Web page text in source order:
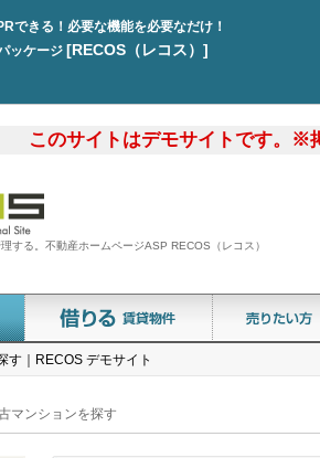
できる！必要な機能を必要なだけ！
ッケージ [RECOS（レコス）]
このサイトはデモサイトです。※
する。不動産ホームページASP RECOS（レコス）
す｜RECOS デモサイト
マンションを探す